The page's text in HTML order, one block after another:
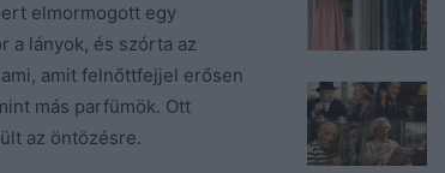
elmormogott egy
a lányok, és szórta az
amit felnőttfejjel erősen
más parfümök. Ott
az öntözésre.